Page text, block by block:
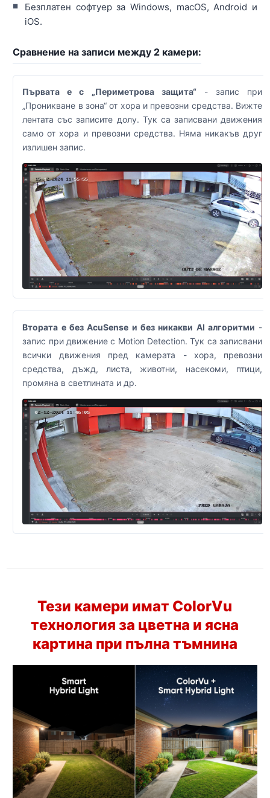
Безплатен софтуер за Windows, macOS, Android и
iOS.
Сравнение на записи между 2 камери:
Първата е с „Периметрова защита“- запис при
„Проникване в зона“ от хора и превозни средства. Вижте
лентата със записите долу. Тук са записвани движения
само от хора и превозни средства. Няма никакъв друг
излишен запис.
Втората е без AcuSense и без никакви AI алгоритми -
запис при движение с Motion Detection. Тук са записвани
всички движения пред камерата - хора, превозни
средства, дъжд, листа, животни, насекоми, птици,
промяна в светлината и др.
Тези камери имат ColorVu
технология за цветна и ясна
картина при пълна тъмнина